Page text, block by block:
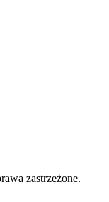
zastrzeżone.